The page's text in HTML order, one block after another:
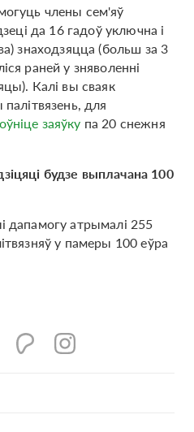
члены сем'яў
да 16 гадоў уключна і
знаходзяцца (больш за 3
раней у зняволенні
Калі вы сваяк
для
заяўку па 20 снежня
будзе выплачана 100
дапамогу атрымалі 255
у памеры 100 еўра